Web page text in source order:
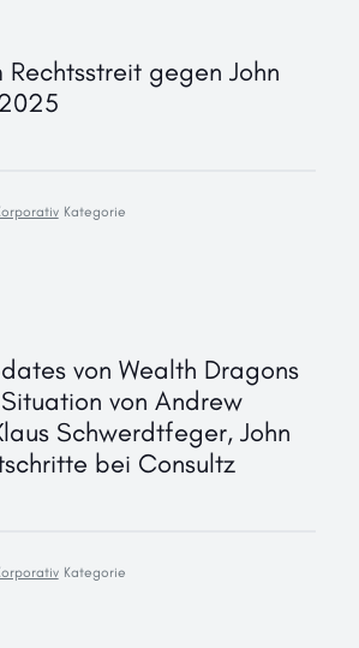
gegen John
Kategorie
von Wealth Dragons
von Andrew
Schwerdtfeger, John
bei Consultz
Kategorie